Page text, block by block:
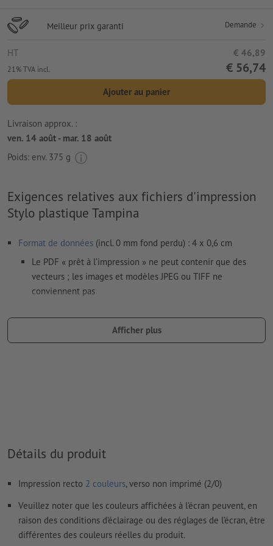
Meilleur prix garanti Demande
HT € 46,89
21% TVA incl. € 56,74
Ajouter au panier
Livraison approx. :
ven. 14 août - mar. 18 août
Poids: env. 375 g
Exigences relatives aux fichiers d'impression
Stylo plastique Tampina
Format de données (incl. 0 mm fond perdu) : 4 x 0,6 cm
Le PDF « prêt à l’impression » ne peut contenir que des
vecteurs ; les images et modèles JPEG ou TIFF ne
conviennent pas
comme couleurs de motif.
Nommez les champs de couleurs avec la couleur cible de
la couleur aplat « gold » (or) ou « silver » (argent) dans vos
données d'impression
en cas decouleur blanche, le support peut transparaître une
fois imprimé
Vous trouverez de plus amples informations et conseils sur
lesdonnées vectoriellesdans notre espace Aide / F.A.Q.
Afficher plus
Détails du produit
Impression recto 2 couleurs, verso non imprimé (2/0)
Veuillez noter que les couleurs affichées à l’écran peuvent, en
raison des conditions d’éclairage ou des réglages de l’écran, être
différentes des couleurs réelles du produit.